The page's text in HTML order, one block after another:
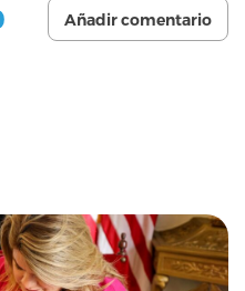
Añadir comentario